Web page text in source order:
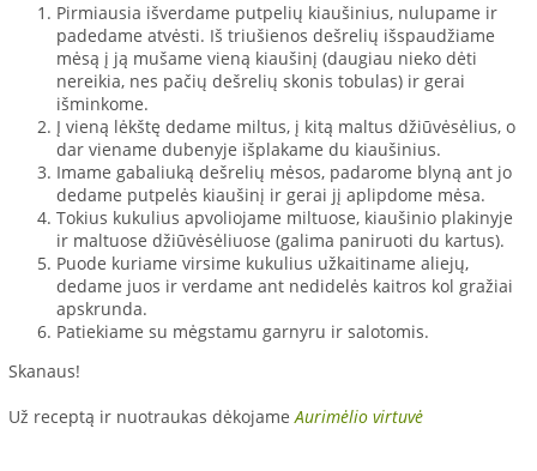
Pirmiausia išverdame putpelių kiaušinius, nulupame ir
padedame atvėsti. Iš triušienos dešrelių išspaudžiame
mėsą į ją mušame vieną kiaušinį (daugiau nieko dėti
nereikia, nes pačių dešrelių skonis tobulas) ir gerai
išminkome.
Į vieną lėkštę dedame miltus, į kitą maltus džiūvėsėlius, o
dar viename dubenyje išplakame du kiaušinius.
Imame gabaliuką dešrelių mėsos, padarome blyną ant jo
dedame putpelės kiaušinį ir gerai jį aplipdome mėsa.
Tokius kukulius apvoliojame miltuose, kiaušinio plakinyje
ir maltuose džiūvėsėliuose (galima paniruoti du kartus).
Puode kuriame virsime kukulius užkaitiname aliejų,
dedame juos ir verdame ant nedidelės kaitros kol gražiai
apskrunda.
Patiekiame su mėgstamu garnyru ir salotomis.
Skanaus!
Už receptą ir nuotraukas dėkojameAurimėlio virtuvė